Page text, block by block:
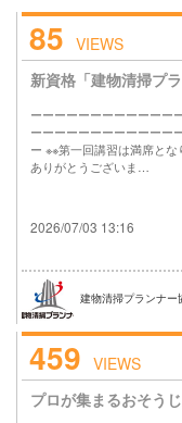
85 VIEWS
新資格「建物清掃プ
ーーーーーーーーーーーー
ーーーーーーーーーーーー
ー ※※第一回講習は満席と
ありがとうございま…
2026/07/03 13:16
建物清掃プランナー
459 VIEWS
プロが集まるおそう